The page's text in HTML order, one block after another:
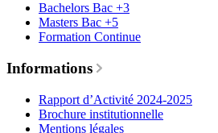
Bachelors Bac +3
Masters Bac +5
Formation Continue
Informations
Rapport d’Activité 2024-2025
Brochure institutionnelle
Mentions légales